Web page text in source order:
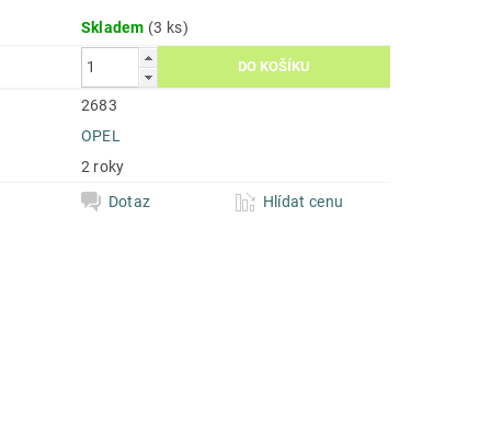
Skladem (3 ks)
2683
OPEL
2 roky
Dotaz Hlídat cenu